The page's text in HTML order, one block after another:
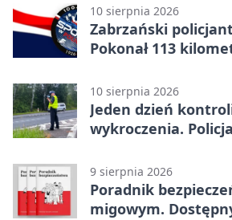
10 sierpnia 2026
Zabrzański
Pokonał 113
10 sierpnia 2026
Jeden dzień
wykroczenia.
9 sierpnia 2026
Poradnik
migowym.